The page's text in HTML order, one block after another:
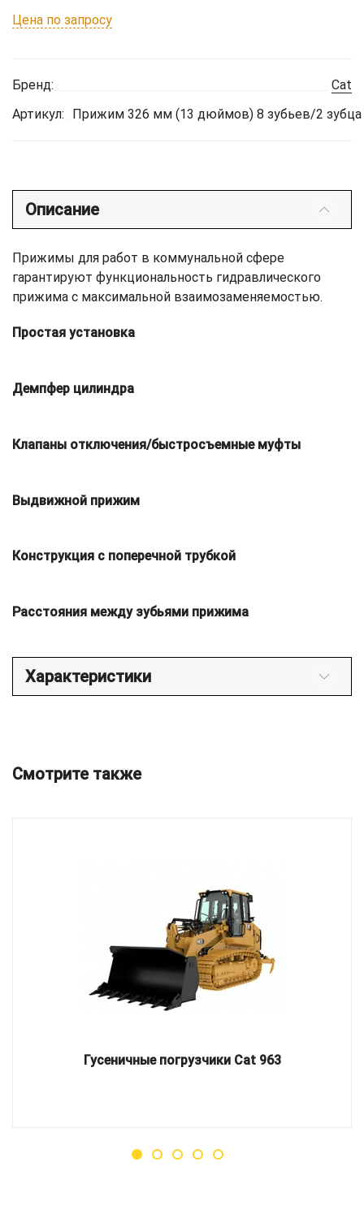
Цена по запросу
Бренд:
Cat
Артикул:
Прижим 326 мм (13 дюймов) 8 зубьев/2 зубца
Описание
Прижимы для работ в коммунальной сфере
гарантируют функциональность гидравлического
прижима с максимальной взаимозаменяемостью.
Простая установка
Демпфер цилиндра
Клапаны отключения/быстросъемные муфты
Выдвижной прижим
Конструкция с поперечной трубкой
Расстояния между зубьями прижима
Характеристики
Смотрите также
Гусеничные погрузчики Cat 963